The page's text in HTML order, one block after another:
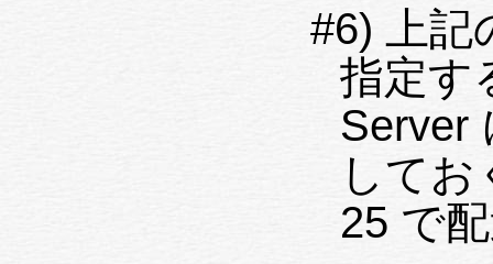
#6) 上記
指定す
Server
してお
25 で